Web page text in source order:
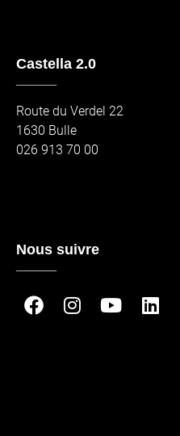
Castella 2.0
Route du Verdel 22
1630 Bulle
026 913 70 00
Nous suivre